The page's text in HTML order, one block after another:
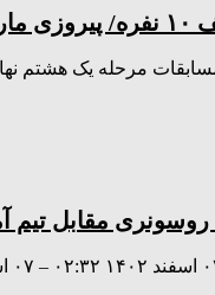
مرحله یک هشتم